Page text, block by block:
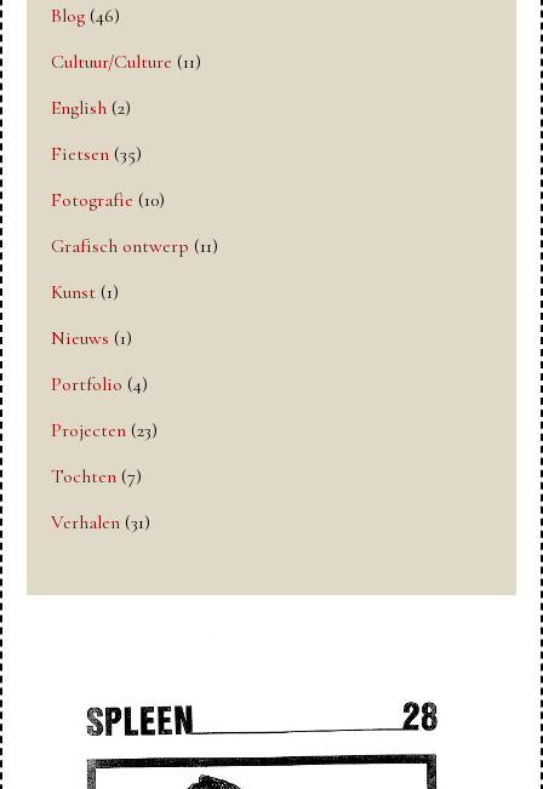
Blog (46)
Cultuur/Culture (11)
English (2)
Fietsen (35)
Fotografie (10)
Grafisch ontwerp (11)
Kunst (1)
Nieuws (1)
Portfolio (4)
Projecten (23)
Tochten (7)
Verhalen (31)